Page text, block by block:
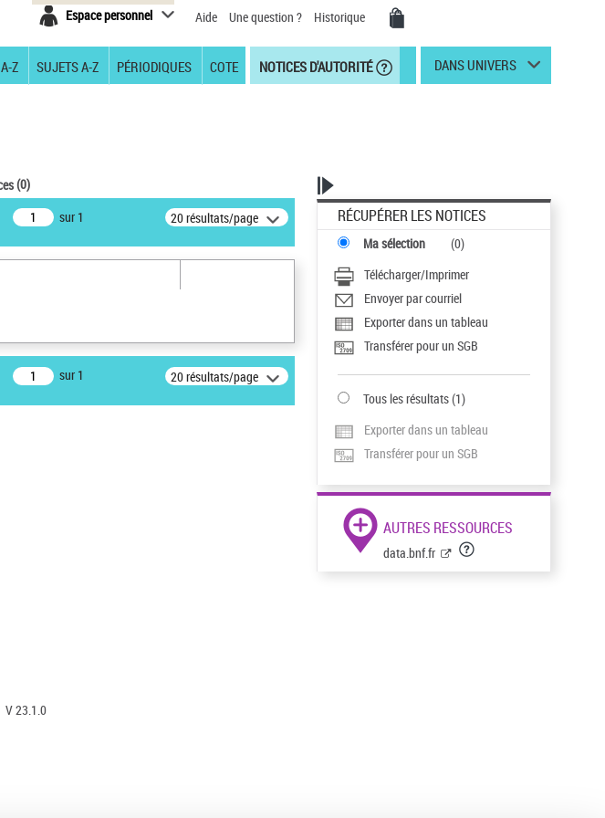
Espace personnel Aide Une question ? Historique
Z SUJETS A-Z PÉRIODIQUES COTE NOTICES D'AUTORITÉ DANS UNIVERS
(0)
sur 1 20 résultats/page
sur 1 20 résultats/page
RÉCUPÉRER LES NOTICES
Ma sélection (0)
Télécharger/Imprimer
Envoyer par courriel
Exporter dans un tableau
Transférer pour un SGB
Tous les résultats(1)
Exporter dans un tableau
Transférer pour un SGB
AUTRES RESSOURCES
data.bnf.fr
V 23.1.0